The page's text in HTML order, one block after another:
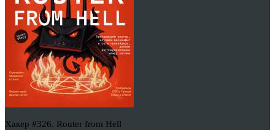
Хакер #326. Router from Hell